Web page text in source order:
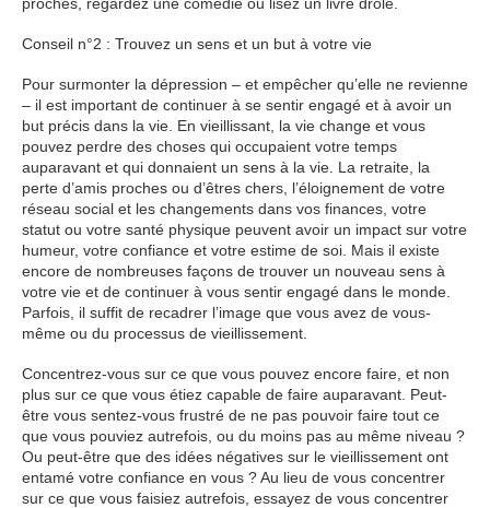
Conseil n°2 : Trouvez un sens et un but à votre vie
Pour surmonter la dépression – et empêcher qu’elle ne revienne
– il est important de continuer à se sentir engagé et à avoir un
but précis dans la vie. En vieillissant, la vie change et vous
pouvez perdre des choses qui occupaient votre temps
auparavant et qui donnaient un sens à la vie. La retraite, la
perte d’amis proches ou d’êtres chers, l’éloignement de votre
réseau social et les changements dans vos finances, votre
statut ou votre santé physique peuvent avoir un impact sur votre
humeur, votre confiance et votre estime de soi. Mais il existe
encore de nombreuses façons de trouver un nouveau sens à
votre vie et de continuer à vous sentir engagé dans le monde.
Parfois, il suffit de recadrer l’image que vous avez de vous-
même ou du processus de vieillissement.
Concentrez-vous sur ce que vous pouvez encore faire, et non
plus sur ce que vous étiez capable de faire auparavant. Peut-
être vous sentez-vous frustré de ne pas pouvoir faire tout ce
que vous pouviez autrefois, ou du moins pas au même niveau ?
Ou peut-être que des idées négatives sur le vieillissement ont
entamé votre confiance en vous ? Au lieu de vous concentrer
sur ce que vous faisiez autrefois, essayez de vous concentrer